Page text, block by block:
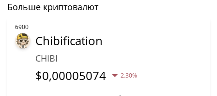
Больше криптовалют
6900
Chibification
CHIBI
$0,00005074 2.30%